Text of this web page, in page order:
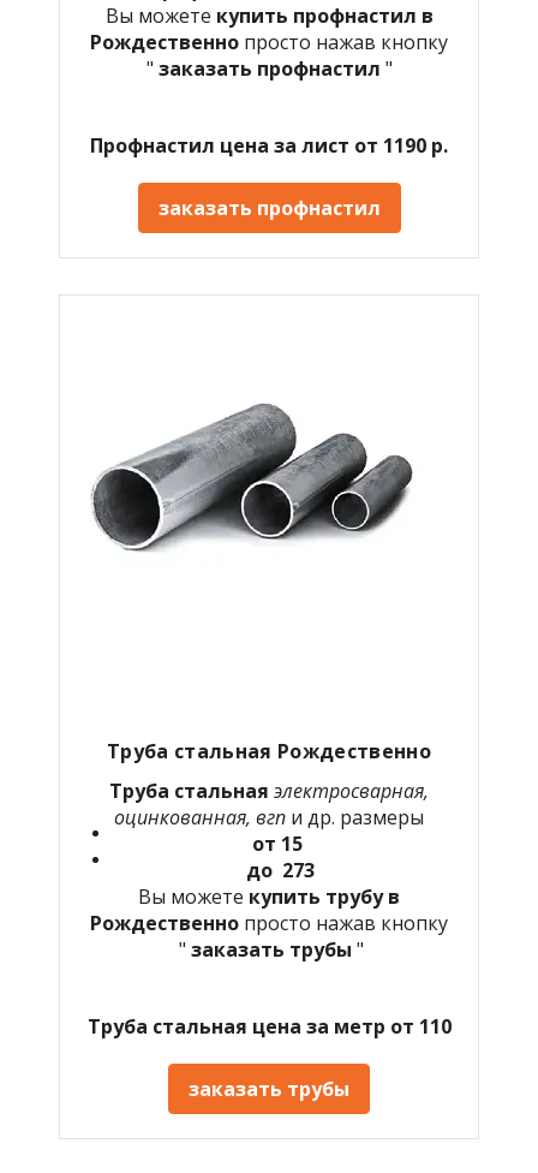
Вы можете купить профнастил в
Рождественно просто нажав кнопку
" заказать профнастил "
Профнастил цена за лист от 1190 р.
заказать профнастил
Труба стальная Рождественно
Труба стальная электросварная,
оцинкованная, вгп и др. размеры
от 15
до 273
Вы можете купить трубу в
Рождественно просто нажав кнопку
" заказать трубы "
Труба стальная цена за метр от 110
заказать трубы